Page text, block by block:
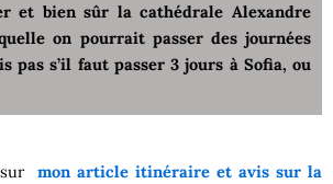
et bien sûr la cathédrale Alexandre
on pourrait passer des journées
pas s’il faut passer 3 jours à Sofia, ou
mon article itinéraire et avis sur la